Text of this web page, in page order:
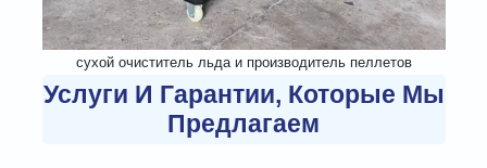
сухой очиститель льда и производитель пеллетов
Услуги И Гарантии, Которые Мы
Предлагаем